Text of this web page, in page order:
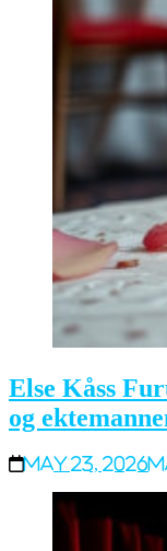
Else Kåss
og
May 23, 2026